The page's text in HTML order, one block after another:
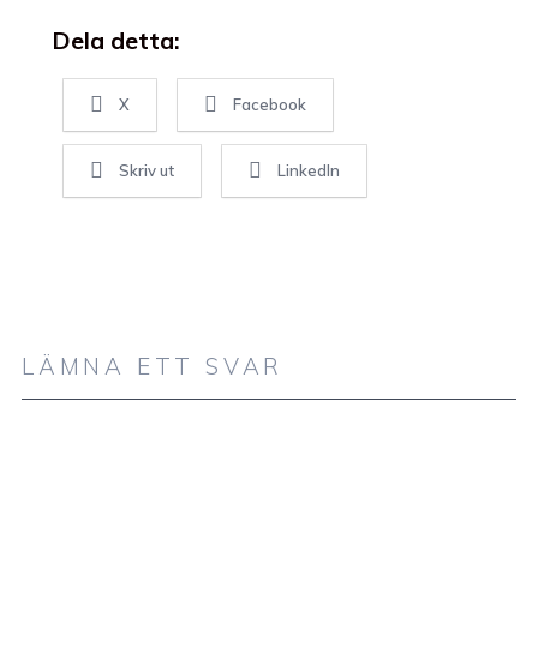
Dela detta:
X Facebook
Skriv ut LinkedIn
LÄMNA ETT SVAR